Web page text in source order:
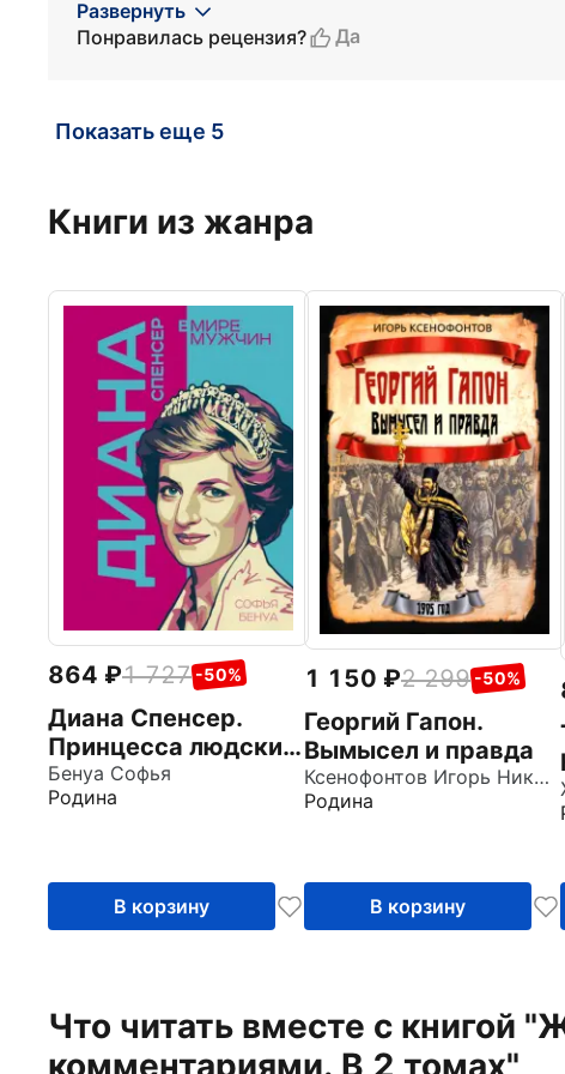
Развернуть
Понравилась рецензия?
Да
Показать еще 5
Книги из жанра
864 1 727 -50%
Диана Спенсер.
Принцесса людских
сердец
Бенуа Софья
Родина
В корзину
1 150 2 299 -50%
Георгий Гапон.
Вымысел и правда
Ксенофонтов Игорь Николаевич
Родина
В корзину
Что читать вместе с книгой
комментариями. В 2 томах"